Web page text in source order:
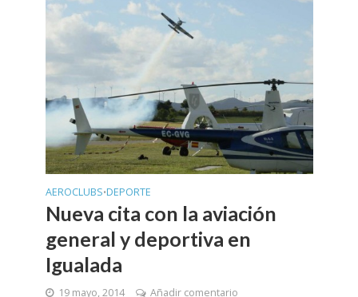
AEROCLUBS•DEPORTE
Nueva cita con la aviación
general y deportiva en
Igualada
19 mayo, 2014 Añadir comentario